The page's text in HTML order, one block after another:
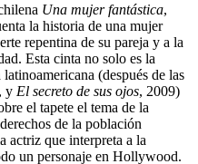
Una mujer fantástica,
la historia de una mujer
repentina de su pareja y a la
Esta cinta no solo es la
(después de las
y El secreto de sus ojos, 2009)
el tapete el tema de la
de la población
que interpreta a la
un personaje en Hollywood.